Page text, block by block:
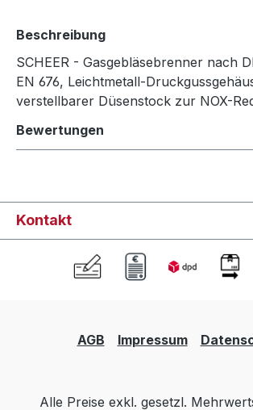
Beschreibung
SCHEER - Gasgebläsebrenner nach
EN 676, Leichtmetall-
verstellbarer Düsenstock zur NOX-
Bewertungen
Kontakt
AGB Impressum
Alle Preise exkl. gesetzl.